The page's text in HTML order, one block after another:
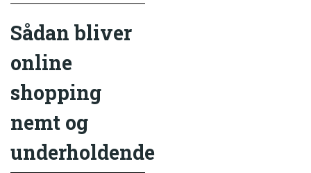
Sådan bliver
online
shopping
nemt og
underholdende